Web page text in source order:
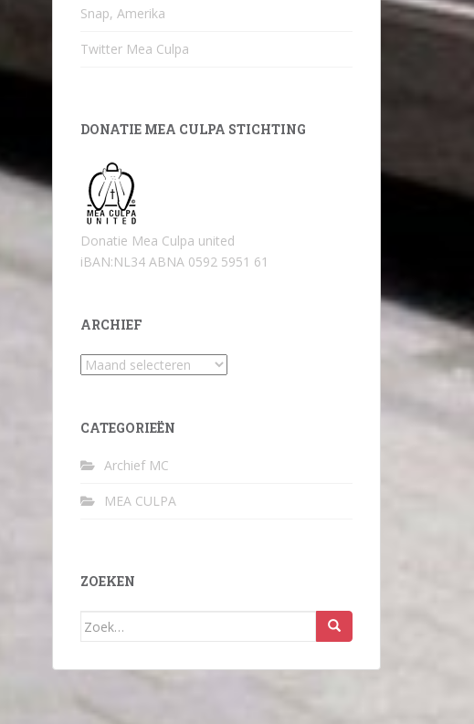
Snap, Amerika
Twitter Mea Culpa
DONATIE MEA CULPA STICHTING
Donatie Mea Culpa united
iBAN:NL34 ABNA 0592 5951 61
ARCHIEF
Archief
CATEGORIEËN
Archief MC
MEA CULPA
ZOEKEN
Zoek